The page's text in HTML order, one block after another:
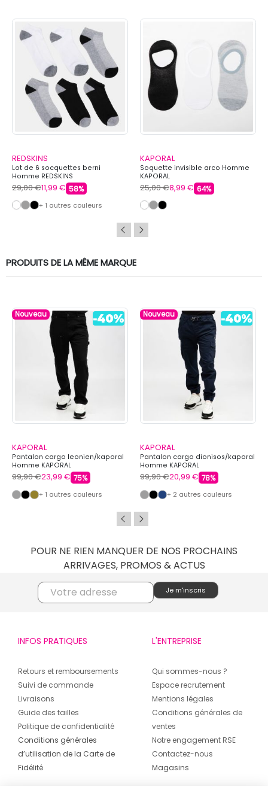
REDSKINS
Lot de 6 socquettes berni
Homme REDSKINS
29,00 €11,99 € 58%
+ 1 autres couleurs
KAPORAL
Soquette invisible arco Homme
KAPORAL
25,00 €8,99 € 64%
PRODUITS DE LA MÊME MARQUE
Nouveau
KAPORAL
Pantalon cargo leonien/kaporal
Homme KAPORAL
99,90 €23,99 € 75%
+ 1 autres couleurs
Nouveau
KAPORAL
Pantalon cargo dionisos/kaporal
Homme KAPORAL
99,90 €20,99 € 78%
+ 2 autres couleurs
POUR NE RIEN MANQUER DE NOS PROCHAINS
ARRIVAGES, PROMOS & ACTUS
INFOS PRATIQUES
Retours et remboursements
Suivi de commande
Livraisons
Guide des tailles
Politique de confidentialité
Conditions générales
d’utilisation de la Carte de
Fidélité
L'ENTREPRISE
Qui sommes-nous ?
Espace recrutement
Mentions légales
Conditions générales de
ventes
Notre engagement RSE
Contactez-nous
Magasins